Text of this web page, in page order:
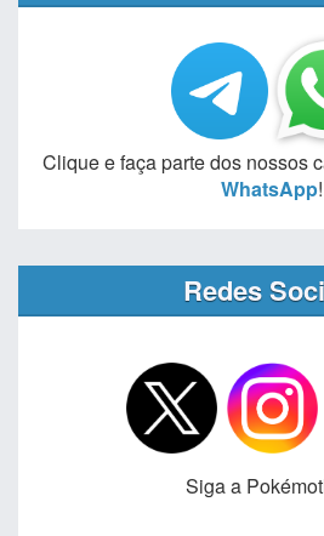
Clique e faça parte dos nossos
WhatsApp!
Redes
Siga a